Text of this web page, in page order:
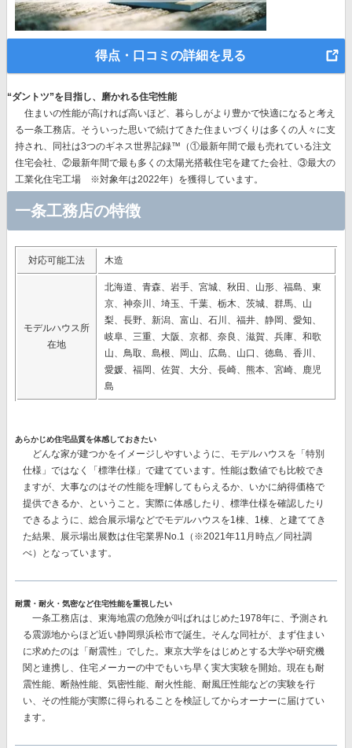
得点・口コミの詳細を見る
“ダントツ”を目指し、磨かれる住宅性能
住まいの性能が高ければ高いほど、暮らしがより豊かで快適になると考え
る一条工務店。そういった思いで続けてきた住まいづくりは多くの人々に支
持され、同社は3つのギネス世界記録™（①最新年間で最も売れている注文
住宅会社、②最新年間で最も多くの太陽光搭載住宅を建てた会社、③最大の
工業化住宅工場 ※対象年は2022年）を獲得しています。
一条工務店の特徴
対応可能工法 木造
モデルハウス所
在地
北海道、青森、岩手、宮城、秋田、山形、福島、東
京、神奈川、埼玉、千葉、栃木、茨城、群馬、山
梨、長野、新潟、富山、石川、福井、静岡、愛知、
岐阜、三重、大阪、京都、奈良、滋賀、兵庫、和歌
山、鳥取、島根、岡山、広島、山口、徳島、香川、
愛媛、福岡、佐賀、大分、長崎、熊本、宮崎、鹿児
島
あらかじめ住宅品質を体感しておきたい
どんな家が建つかをイメージしやすいように、モデルハウスを「特別
仕様」ではなく「標準仕様」で建てています。性能は数値でも比較でき
ますが、大事なのはその性能を理解してもらえるか、いかに納得価格で
提供できるか、ということ。実際に体感したり、標準仕様を確認したり
できるように、総合展示場などでモデルハウスを1棟、1棟、と建ててき
た結果、 展示場出展数は住宅業界No.1 （※2021年11月時点／同社調
べ）となっています。
耐震・耐火・気密など住宅性能を重視したい
一条工務店は、東海地震の危険が叫ばれはじめた1978年に、予測され
る震源地からほど近い静岡県浜松市で誕生。そんな同社が、まず住まい
に求めたのは「耐震性」でした。東京大学をはじめとする大学や研究機
関と連携し、住宅メーカーの中でもいち早く実大実験を開始。現在も耐
震性能、断熱性能、気密性能、耐火性能、耐風圧性能などの実験を行
い、その性能が実際に得られることを検証してからオーナーに届けてい
ます。